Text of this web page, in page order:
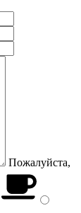
Пожалуйста,